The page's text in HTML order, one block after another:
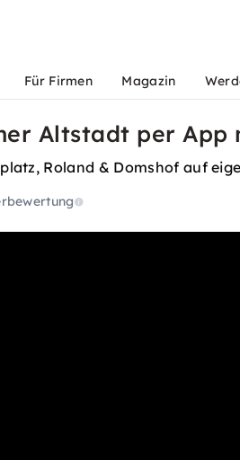
Für Firmen Magazin
Altstadt per App
Roland & Domshof auf